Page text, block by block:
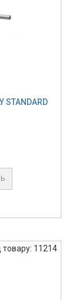
STANDARD
товару: 11214